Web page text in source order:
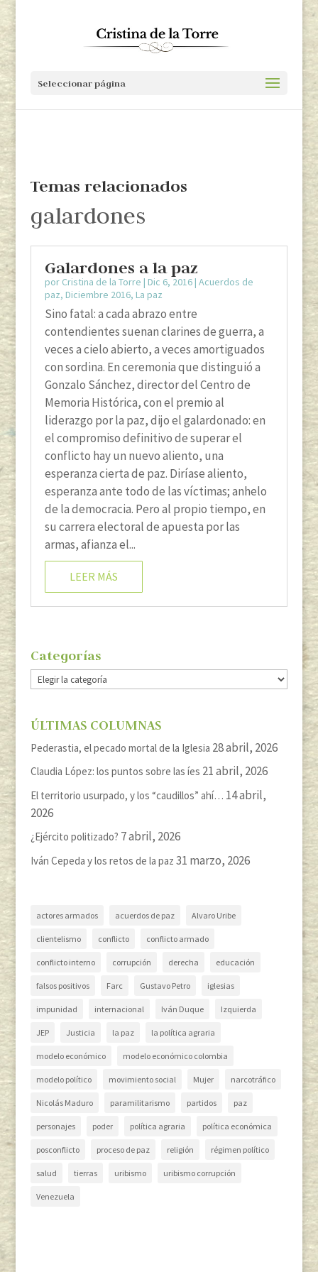
Seleccionar página
Temas relacionados
galardones
Galardones a la paz
por Cristina de la Torre | Dic 6, 2016| Acuerdos de
paz, Diciembre 2016, La paz
Sino fatal: a cada abrazo entre
contendientes suenan clarines de guerra, a
veces a cielo abierto, a veces amortiguados
con sordina. En ceremonia que distinguió a
Gonzalo Sánchez, director del Centro de
Memoria Histórica, con el premio al
liderazgo por la paz, dijo el galardonado: en
el compromiso definitivo de superar el
conflicto hay un nuevo aliento, una
esperanza cierta de paz. Diríase aliento,
esperanza ante todo de las víctimas; anhelo
de la democracia. Pero al propio tiempo, en
su carrera electoral de apuesta por las
armas, afianza el...
LEER MÁS
Categorías
Categorías
ÚLTIMAS COLUMNAS
Pederastia, el pecado mortal de la Iglesia 28 abril, 2026
Claudia López: los puntos sobre las íes 21 abril, 2026
El territorio usurpado, y los “caudillos” ahí… 14 abril,
2026
¿Ejército politizado? 7 abril, 2026
Iván Cepeda y los retos de la paz 31 marzo, 2026
actores armados acuerdos de paz Alvaro Uribe
clientelismo conflicto conflicto armado
conflicto interno corrupción derecha educación
falsos positivos Farc Gustavo Petro iglesias
impunidad internacional Iván Duque Izquierda
JEP Justicia la paz la política agraria
modelo económico modelo económico colombia
modelo político movimiento social Mujer narcotráfico
Nicolás Maduro paramilitarismo partidos paz
personajes poder política agraria política económica
posconflicto proceso de paz religión régimen político
salud tierras uribismo uribismo corrupción
Venezuela